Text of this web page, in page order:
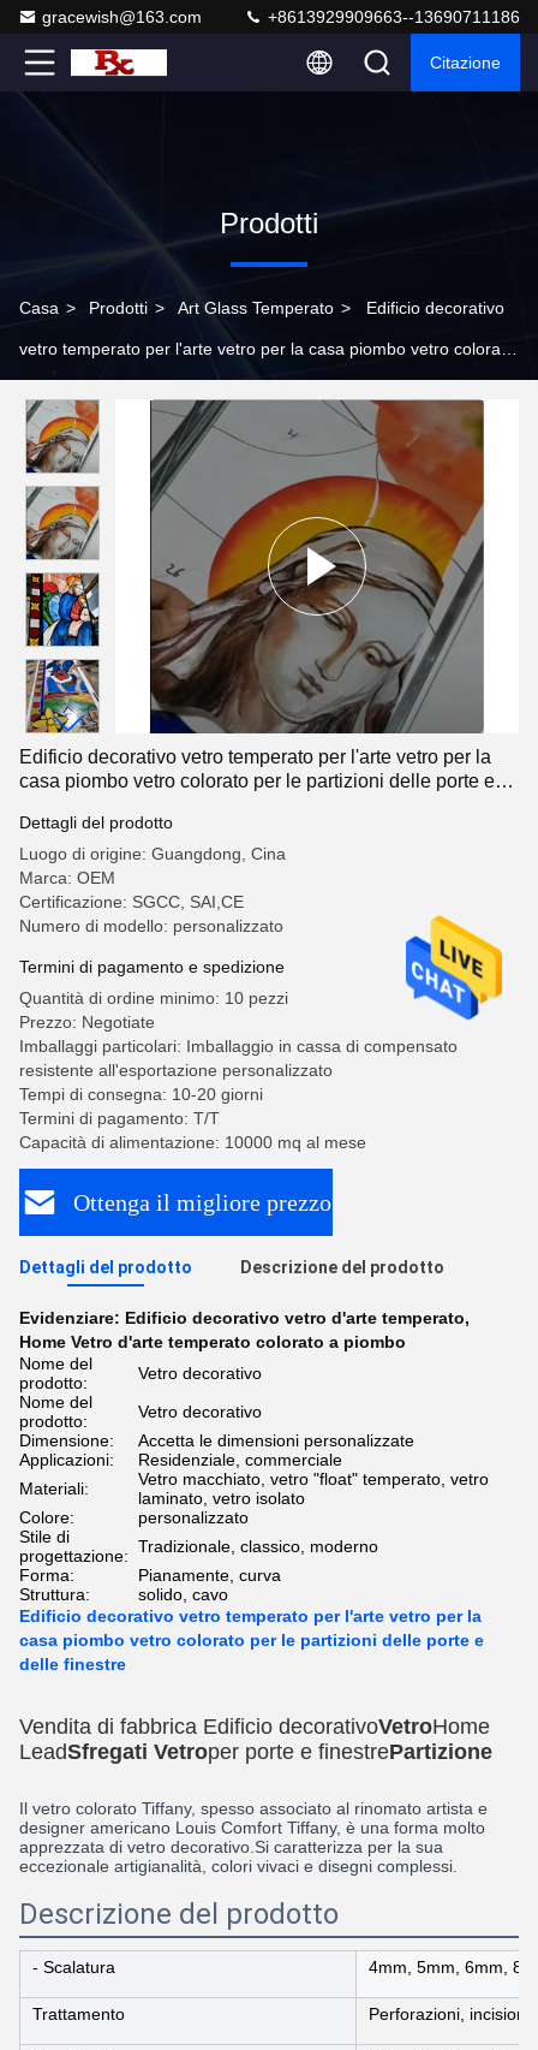
gracewish@163.com +8613929909663--13690711186
Citazione
Prodotti
Casa > Prodotti > Art Glass Temperato > Edificio decorativo
vetro temperato per l'arte vetro per la casa piombo vetro colorato
Edificio decorativo vetro temperato per l'arte vetro per la
casa piombo vetro colorato per le partizioni delle porte e
Dettagli del prodotto
Luogo di origine: Guangdong, Cina
Marca: OEM
Certificazione: SGCC, SAI,CE
Numero di modello: personalizzato
Termini di pagamento e spedizione
Quantità di ordine minimo: 10 pezzi
Prezzo: Negotiate
Imballaggi particolari: Imballaggio in cassa di compensato
resistente all'esportazione personalizzato
Tempi di consegna: 10-20 giorni
Termini di pagamento: T/T
Capacità di alimentazione: 10000 mq al mese
Ottenga il migliore prezzo
Dettagli del prodotto Descrizione del prodotto
Evidenziare: Edificio decorativo vetro d'arte temperato,
Home Vetro d'arte temperato colorato a piombo
Nome del
prodotto:
Vetro decorativo
Nome del
prodotto:
Vetro decorativo
Dimensione:
Accetta le dimensioni personalizzate
Applicazioni:
Residenziale, commerciale
Materiali:
Vetro macchiato, vetro "float" temperato, vetro
laminato, vetro isolato
Colore:
personalizzato
Stile di
progettazione: Tradizionale, classico, moderno
Forma:
Pianamente, curva
Struttura:
solido, cavo
Edificio decorativo vetro temperato per l'arte vetro per la
casa piombo vetro colorato per le partizioni delle porte e
delle finestre
Vendita di fabbrica Edificio decorativoVetroHome
LeadSfregati Vetroper porte e finestrePartizione
Il vetro colorato Tiffany, spesso associato al rinomato artista e
designer americano Louis Comfort Tiffany, è una forma molto
apprezzata di vetro decorativo.Si caratterizza per la sua
eccezionale artigianalità, colori vivaci e disegni complessi.
Descrizione del prodotto
- Scalatura 4mm, 5mm, 6mm,
Trattamento Perforazioni,